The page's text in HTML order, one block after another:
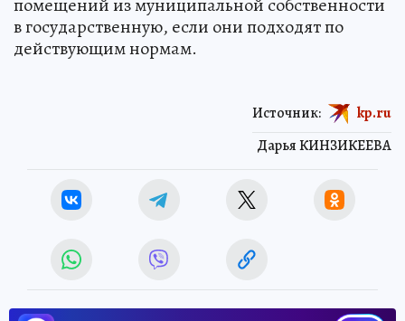
помещений из муниципальной собственности
в государственную, если они подходят по
действующим нормам.
Дарья КИНЗИКЕЕВА
Источник: kp.ru